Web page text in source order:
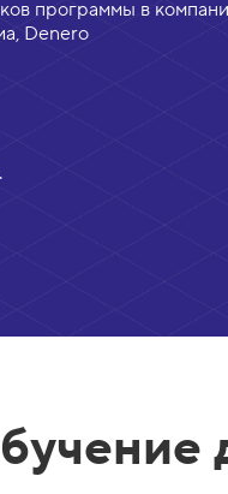
программы в
Denero